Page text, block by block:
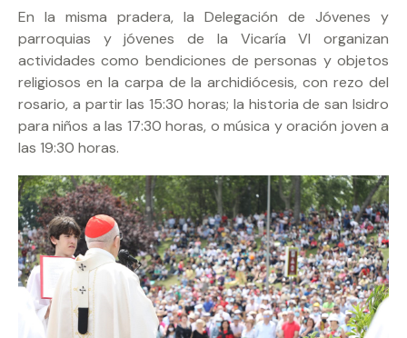
En la misma pradera, la Delegación de Jóvenes y
parroquias y jóvenes de la Vicaría VI organizan
actividades como bendiciones de personas y objetos
religiosos en la carpa de la archidiócesis, con rezo del
rosario, a partir las 15:30 horas; la historia de san Isidro
para niños a las 17:30 horas, o música y oración joven a
las 19:30 horas.